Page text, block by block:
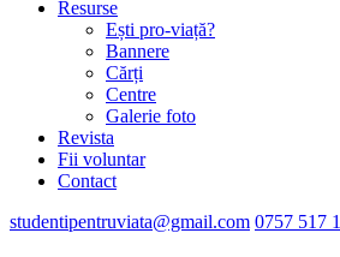
Resurse
Ești pro-viață?
Bannere
Cărți
Centre
Galerie foto
Revista
Fii voluntar
Contact
studentipentruviata@gmail.com 0757 517